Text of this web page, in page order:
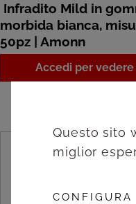
Infradito Mild in
morbida bianca,
50pz | Amonn
Accedi per vedere
Questo sito
miglior
CONFIGURA